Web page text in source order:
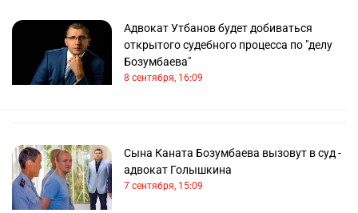
Адвокат Утбанов будет добиваться
открытого судебного процесса по "делу
Бозумбаева"
8 сентября, 16:09
Сына Каната Бозумбаева вызовут в суд -
адвокат Голышкина
7 сентября, 15:09